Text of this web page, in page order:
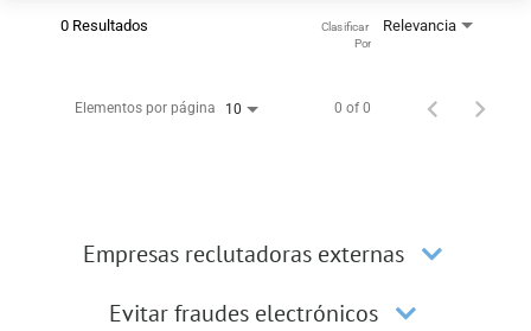
0 Resultados Relevancia
Clasificar
Por
Elementos por página 10 0 of 0
Empresas reclutadoras externas
Evitar fraudes electrónicos